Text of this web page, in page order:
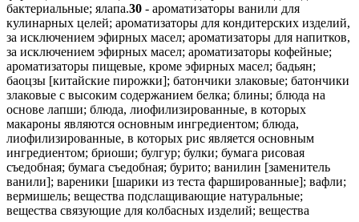
30 - ароматизаторы ванили для
кулинарных целей; ароматизаторы для кондитерских изделий,
за исключением эфирных масел; ароматизаторы для напитков,
за исключением эфирных масел; ароматизаторы кофейные;
ароматизаторы пищевые, кроме эфирных масел; бадьян;
баоцзы [китайские пирожки]; батончики злаковые; батончики
злаковые с высоким содержанием белка; блины; блюда на
основе лапши; блюда, лиофилизированные, в которых
макароны являются основным ингредиентом; блюда,
лиофилизированные, в которых рис является основным
ингредиентом; бриоши; булгур; булки; бумага рисовая
съедобная; бумага съедобная; бурито; ванилин [заменитель
ванили]; вареники [шарики из теста фаршированные]; вафли;
вермишель; вещества подслащивающие натуральные;
вещества связующие для колбасных изделий; вещества